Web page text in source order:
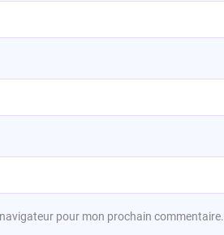
pour mon prochain commentaire.